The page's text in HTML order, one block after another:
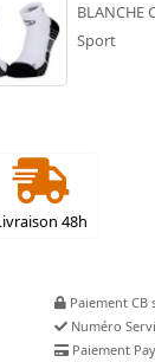
BLANCHE
Sport
48h
Numéro
Paiement